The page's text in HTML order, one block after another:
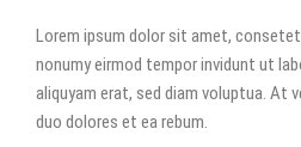
Lorem ipsum dolor sit amet,
nonumy eirmod tempor invidunt ut
aliquyam erat, sed diam voluptua. At
duo dolores et ea rebum.